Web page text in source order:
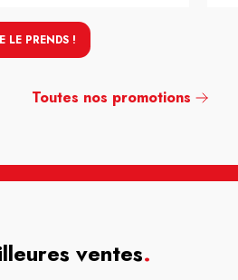
LE PRENDS !
Toutes nos promotions
ventes.